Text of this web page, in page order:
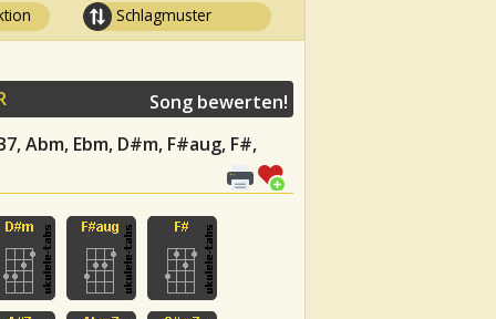
Schlagmuster
Abm, Ebm, D#m, F#aug, F#,
Song bewerten!